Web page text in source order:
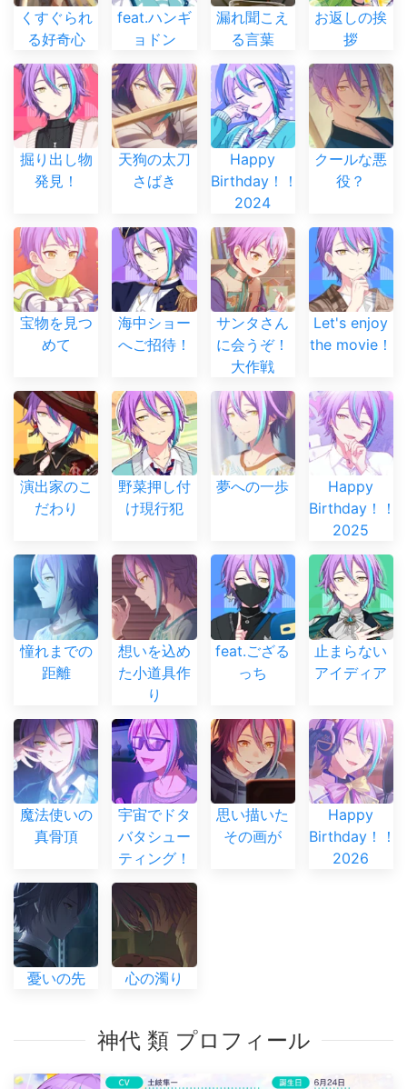
くすぐられ
る好奇心
feat.ハンギ
ョドン
漏れ聞こえ
る言葉
お返しの挨
拶
掘り出し物
発見！
天狗の太刀
さばき
Happy
Birthday！！
2024
クールな悪
役？
宝物を見つ
めて
海中ショー
へご招待！
サンタさん
に会うぞ！
大作戦
Let's enjoy
the movie！
演出家のこ
だわり
野菜押し付
け現行犯
夢への一歩
Happy
Birthday！！
2025
憧れまでの
距離
想いを込め
た小道具作
り
feat.ござる
っち
止まらない
アイディア
魔法使いの
真骨頂
宇宙でドタ
バタシュー
ティング！
思い描いた
その画が
Happy
Birthday！！
2026
憂いの先 心の濁り
神代 類 プロフィール